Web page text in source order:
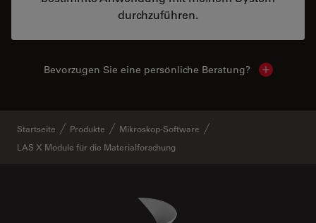
durchzuführen.
Bevorzugen Sie eine persönliche Beratung? Show
Startseite Produkte
Mikroskop-Software
LAS X Module für die Materialforschung
Danaher Logo